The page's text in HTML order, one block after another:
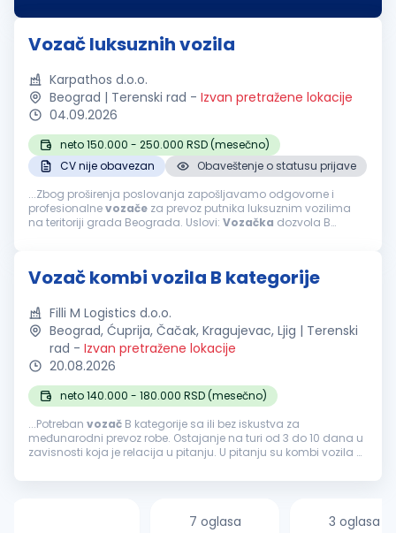
prema poslu Nudimo...
Vozač luksuznih vozila
Karpathos d.o.o.
Beograd | Terenski rad - Izvan pretražene lokacije
04.09.2026
neto 150.000 - 250.000 RSD (mesečno)
CV nije obavezan
Obaveštenje o statusu prijave
...Zbog proširenja poslovanja zapošljavamo odgovorne i
profesionalnevozače za prevoz putnika luksuznim vozilima
na teritoriji grada Beograda. Uslovi: Vozačka dozvola B
Vozač kombi vozila B kategorije
Filli M Logistics d.o.o.
Beograd, Ćuprija, Čačak, Kragujevac, Ljig | Terenski
rad - Izvan pretražene lokacije
20.08.2026
neto 140.000 - 180.000 RSD (mesečno)
...Potreban vozač B kategorije sa ili bez iskustva za
međunarodni prevoz robe. Ostajanje na turi od 3 do 10 dana u
zavisnosti koja je relacija u pitanju. U pitanju su kombi vozila B
ka svim...
7 oglasa 3 oglasa